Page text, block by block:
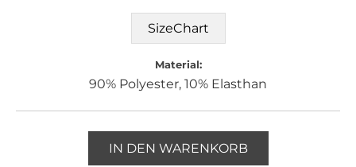
SizeChart
Material:
90% Polyester, 10% Elasthan
IN DEN WARENKORB